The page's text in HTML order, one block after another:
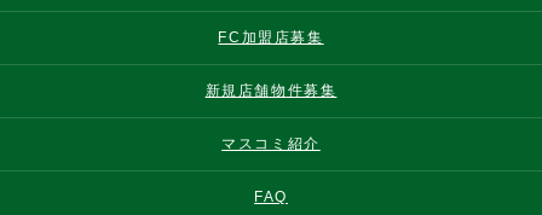
FC加盟店募集
新規店舗物件募集
マスコミ紹介
FAQ